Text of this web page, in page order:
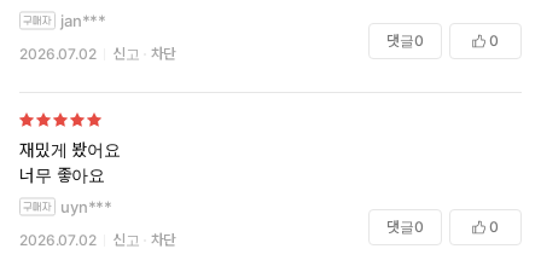
jan***
2026.07.02 신고 차단
댓글0 0
재밌게 봤어요
너무 좋아요
uyn***
2026.07.02 신고 차단
댓글0 0